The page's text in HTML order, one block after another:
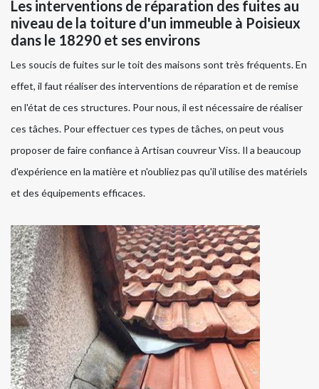
Les interventions de réparation des fuites au
niveau de la toiture d'un immeuble à Poisieux
dans le 18290 et ses environs
Les soucis de fuites sur le toit des maisons sont très fréquents. En
effet, il faut réaliser des interventions de réparation et de remise
en l'état de ces structures. Pour nous, il est nécessaire de réaliser
ces tâches. Pour effectuer ces types de tâches, on peut vous
proposer de faire confiance à Artisan couvreur Viss. Il a beaucoup
d'expérience en la matière et n'oubliez pas qu'il utilise des matériels
et des équipements efficaces.